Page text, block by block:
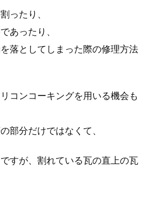
ったり、
あったり、
落としてしまった際の修理方法
コンコーキングを用いる機会も
部分だけではなくて、
すが、割れている瓦の直上の瓦